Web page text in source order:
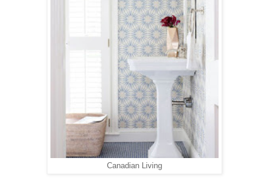
Canadian Living